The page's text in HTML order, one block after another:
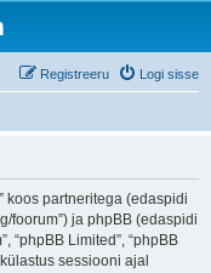
Logi sisse
Registreeru
koos partneritega (edaspidi
foorum”) ja phpBB (edaspidi
“phpBB Limited”, “phpBB
sessiooni ajal